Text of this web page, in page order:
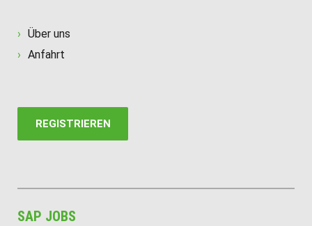
Über uns
Anfahrt
REGISTRIEREN
SAP JOBS